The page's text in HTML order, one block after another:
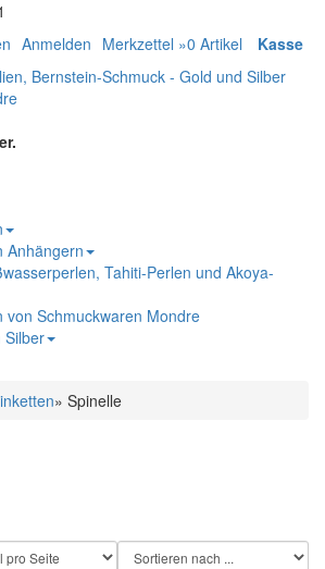
Anmelden Merkzettel »0 Artikel Kasse
Anhängern
Tahiti-Perlen und Akoya-
von Schmuckwaren Mondre
Silber
» Spinelle